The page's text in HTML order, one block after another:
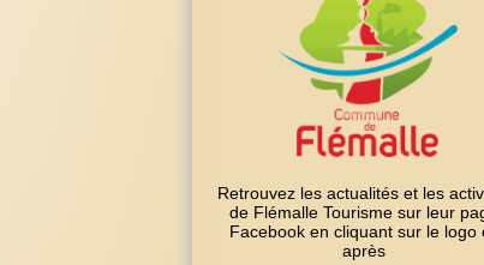
Retrouvez les actualités et les
de Flémalle Tourisme sur leur
Facebook en cliquant sur le logo
après